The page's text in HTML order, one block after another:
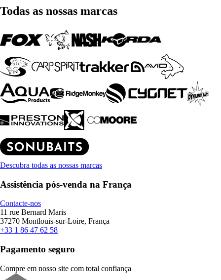
Todas as nossas marcas
Descubra todas as nossas marcas
Assistência pós-venda na França
Contacte-nos
11 rue Bernard Maris
37270 Montlouis-sur-Loire, França
+33 1 86 47 62 58
Pagamento seguro
Compre em nosso site com total confiança